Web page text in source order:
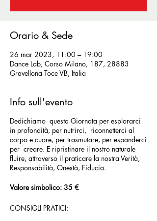
Orario & Sede
26 mar 2023, 11:00 – 19:00
Dance Lab, Corso Milano, 187, 28883
Gravellona Toce VB, Italia
Info sull'evento
Dedichiamo questa Giornata per esplorarci
in profondità, per nutrirci, riconnetterci al
corpo e cuore, per trasmutare, per espanderci
per creare. E ripristinare il nostro naturale
fluire, attraverso il praticare la nostra Verità,
Responsabilità, Onestà, Fiducia.
Valore simbolico: 35 €
CONSIGLI PRATICI: